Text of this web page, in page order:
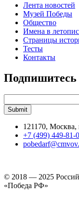
Лента новостей
Музей Победы
Общество
Имена в
Страницы
Тесты
Контакты
Подпишитесь
121170,
+7 (499) 449-81-
© 2018 — 2025
«Победа РФ»